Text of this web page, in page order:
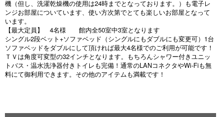
機（但し、洗濯乾燥機の使用は24時までとなっております。）も電子レ
ンジお部屋についています、使い方次第でとても楽しいお部屋となって
います。
【最大定員】 4名様 館内全50室中3室となります
シングル2段ベット+ソファベッド（シングルにもダブルにも変更可）1台
ソファベッドをダブルにして頂ければ最大4名様でのご利用が可能です！
ＴＶは角度可変型の32インチとなります。 もちろんシャワー付きユニッ
トバス・温水洗浄器付きトイレも完備！通常のLANコネクタやWi-Fiも無
料にて御利用できます。その他のアイテムも満載です！